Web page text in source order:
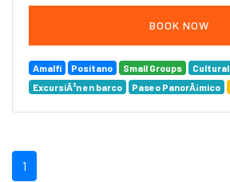
BOOK NOW
Amalfi Positano Small Groups
Cultural
ExcursiÃ³n en barco
Paseo PanorÃ¡mico
1